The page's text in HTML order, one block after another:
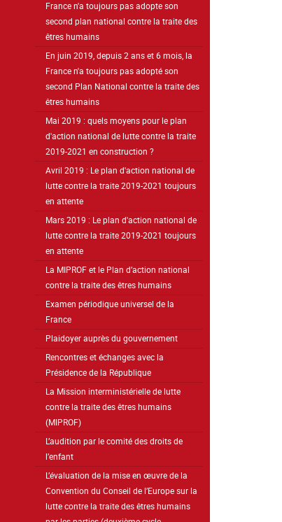
France n'a toujours pas adopte son
second plan national contre la traite des
êtres humains
En juin 2019, depuis 2 ans et 6 mois, la
France n'a toujours pas adopté son
second Plan National contre la traite des
êtres humains
Mai 2019 : quels moyens pour le plan
d'action national de lutte contre la traite
2019-2021 en construction ?
Avril 2019 : Le plan d'action national de
lutte contre la traite 2019-2021 toujours
en attente
Mars 2019 : Le plan d'action national de
lutte contre la traite 2019-2021 toujours
en attente
La MIPROF et le Plan d’action national
contre la traite des êtres humains
Examen périodique universel de la
France
Plaidoyer auprès du gouvernement
Rencontres et échanges avec la
Présidence de la République
La Mission interministérielle de lutte
contre la traite des êtres humains
(MIPROF)
L’audition par le comité des droits de
l’enfant
L’évaluation de la mise en œuvre de la
Convention du Conseil de l’Europe sur la
lutte contre la traite des êtres humains